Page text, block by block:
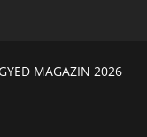
MAGAZIN 2026